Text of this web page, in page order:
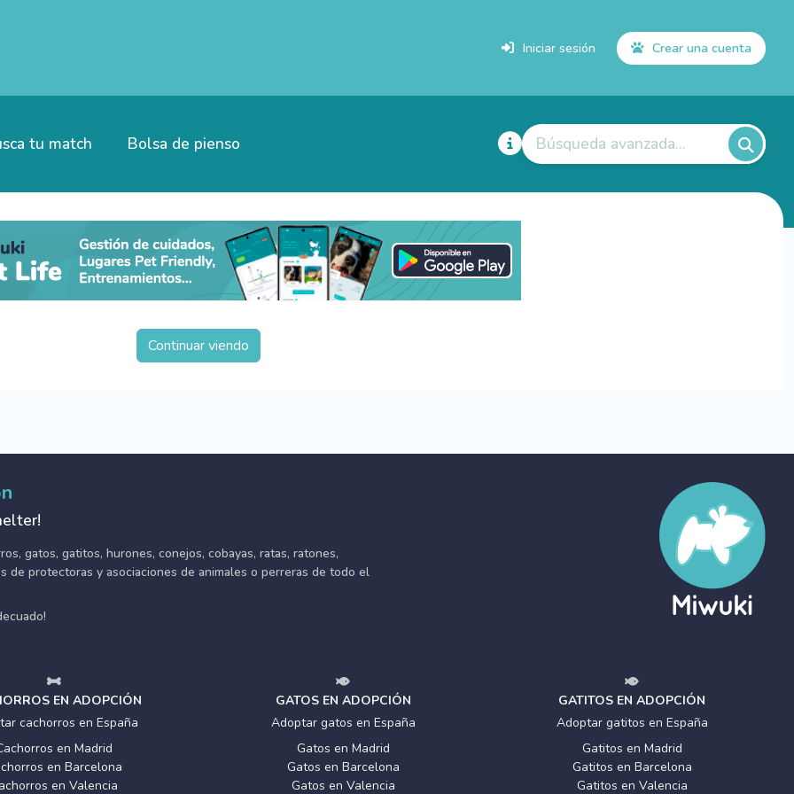
Iniciar sesión Crear una cuenta
tu match Bolsa de pienso Búsqueda avanzada...
Continuar viendo
gatos, gatitos, hurones, conejos, cobayas, ratas, ratones,
de protectoras y asociaciones de animales o perreras de todo el
EN ADOPCIÓN
cachorros en España
en Madrid
en Barcelona
en Valencia
GATOS EN ADOPCIÓN
Adoptar gatos en España
Gatos en Madrid
Gatos en Barcelona
Gatos en Valencia
GATITOS EN ADOPCIÓN
Adoptar gatitos en España
Gatitos en Madrid
Gatitos en Barcelona
Gatitos en Valencia